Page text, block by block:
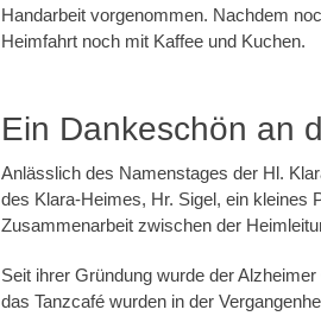
Handarbeit vorgenommen. Nachdem
Heimfahrt noch mit Kaffee und Kuchen.
Ein Dankeschön an
Anlässlich des Namenstages der Hl.
des Klara-Heimes, Hr. Sigel, ein kleines
Zusammenarbeit zwischen der
Seit ihrer Gründung wurde der
das Tanzcafé wurden in der